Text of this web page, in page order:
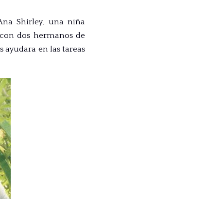
Shirley, una niña
dos hermanos de
en las tareas